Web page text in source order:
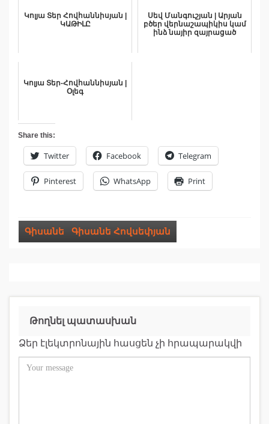
Կոլյա Տեր Հովհաննիսյան |
ԿԱԹԻԼԸ
Սեվ Մանգուշյան | Արյան
բծեր վերնաշապիկիս կամ
ինձ նայիր զայրացած
Կոլյա Տեր-Հովհաննիսյան |
Օլեգ
Share this:
Twitter Facebook Telegram
Pinterest WhatsApp Print
Գիսանե Գիսանե Հովսեփյան
Թողնել պատասխան
Ձեր էլեկտրոնային հասցեն չի հրապարակվի